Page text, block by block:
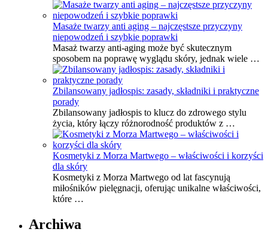
Masaże twarzy anti aging – najczęstsze przyczyny
niepowodzeń i szybkie poprawki
Masaż twarzy anti-aging może być skutecznym
sposobem na poprawę wyglądu skóry, jednak wiele …
Zbilansowany jadłospis: zasady, składniki i praktyczne
porady
Zbilansowany jadłospis to klucz do zdrowego stylu
życia, który łączy różnorodność produktów z …
Kosmetyki z Morza Martwego – właściwości i korzyści
dla skóry
Kosmetyki z Morza Martwego od lat fascynują
miłośników pielęgnacji, oferując unikalne właściwości,
które …
Archiwa